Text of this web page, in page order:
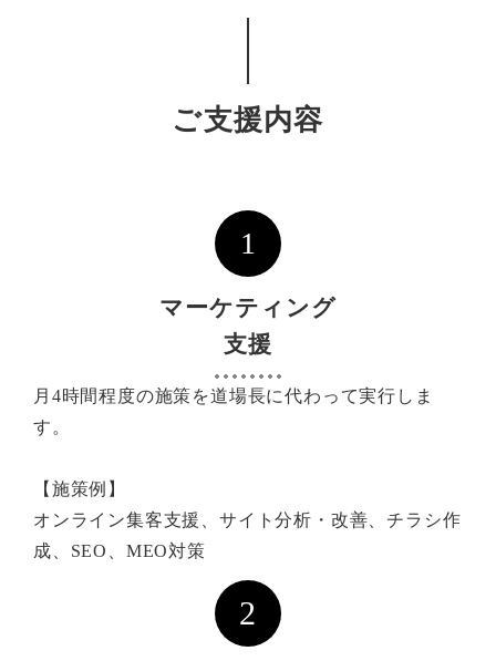
ご支援内容
1
マーケティング
支援
月4時間程度の施策を道場長に代わって実行しま
す。
【施策例】
オンライン集客支援、サイト分析・改善、チラシ作
成、SEO、MEO対策
2